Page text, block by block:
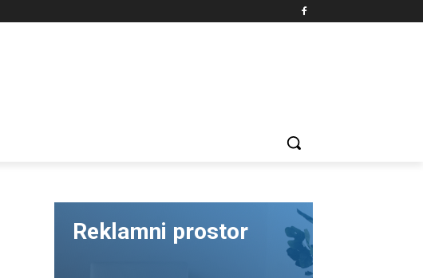
Reklamni prostor